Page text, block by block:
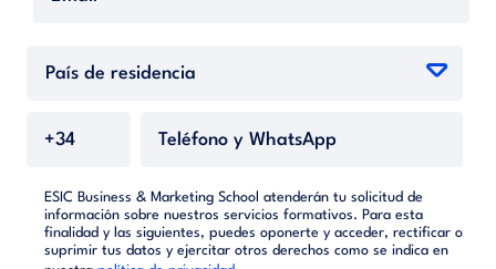
ESIC Business & Marketing School atenderán tu solicitud de
información sobre nuestros servicios formativos. Para esta
finalidad y las siguientes, puedes oponerte y acceder, rectificar o
suprimir tus datos y ejercitar otros derechos como se indica en